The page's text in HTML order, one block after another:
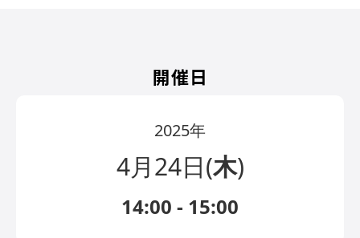
開催日
2025年
4月24日(木)
14:00 - 15:00